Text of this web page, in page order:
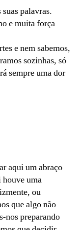
palavras.
e muita força
e nem sabemos,
sozinhas, só
sempre uma dor
aqui um abraço
houve uma
ou
que algo não
nos preparando